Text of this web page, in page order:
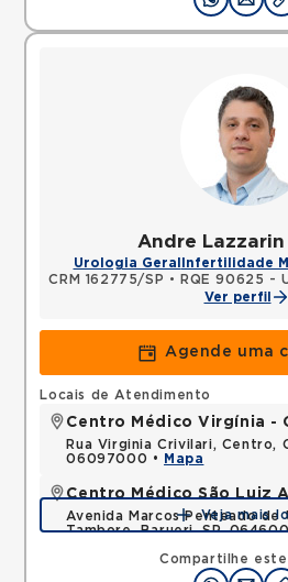
Andre Lazzarin
Urologia Geral Infertilidade
CRM 162775/SP • RQE 90625 -
Ver perfil
Agende uma
Compartilhe
Locais de Atendimento
Centro Médico Virgínia -
Rua Virginia Crivilari, Centro,
06097000 •
Mapa
Centro Médico São Luiz
Avenida Marcos Penteado de
Tambore, Barueri, SP,
Veja mais